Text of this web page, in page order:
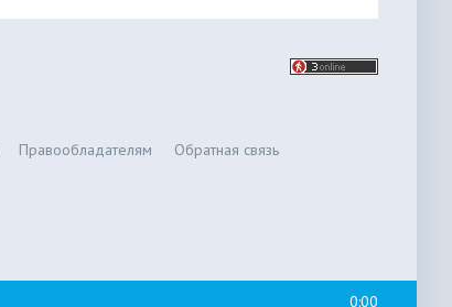
Правообладателям Обратная связь
0:00